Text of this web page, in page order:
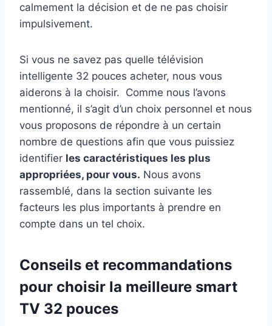
calmement la décision et de ne pas choisir
impulsivement.
Si vous ne savez pas quelle télévision
intelligente 32 pouces acheter, nous vous
aiderons à la choisir. Comme nous l’avons
mentionné, il s’agit d’un choix personnel et nous
vous proposons de répondre à un certain
nombre de questions afin que vous puissiez
identifier les caractéristiques les plus
appropriées, pour vous. Nous avons
rassemblé, dans la section suivante les
facteurs les plus importants à prendre en
compte dans un tel choix.
Conseils et recommandations
pour choisir la meilleure smart
TV 32 pouces